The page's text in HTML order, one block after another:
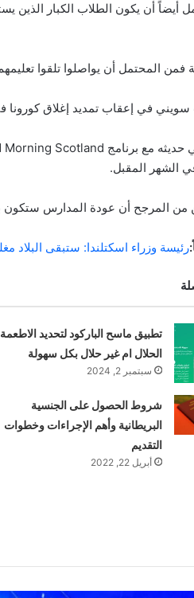
أيضاً أن يكون الطلاب الكبار الذين
فمن المحتمل أن يواصلوا تلقوا
في إعقاب تمديد إغلاق كورونا
الشهر المقبل.
من المرجح أن عودة المدارس ستكون
رئيسة وزراء اسكتلندا: ستبقى البلاد
تطبيق ماسح الباركود لتحديد الاطعمة
الحلال ام غير حلال بكل سهولة
سبتمبر 2, 2024
شروط الحصول على الجنسية
البريطانية وأهم الإجراءات وخطوات
التقديم
أبريل 22, 2022